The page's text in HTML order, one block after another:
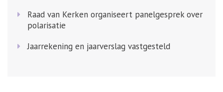
Raad van Kerken organiseert panelgesprek over
polarisatie
Jaarrekening en jaarverslag vastgesteld